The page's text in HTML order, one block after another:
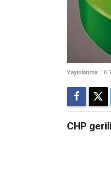
Yayınlanma: 10
CHP